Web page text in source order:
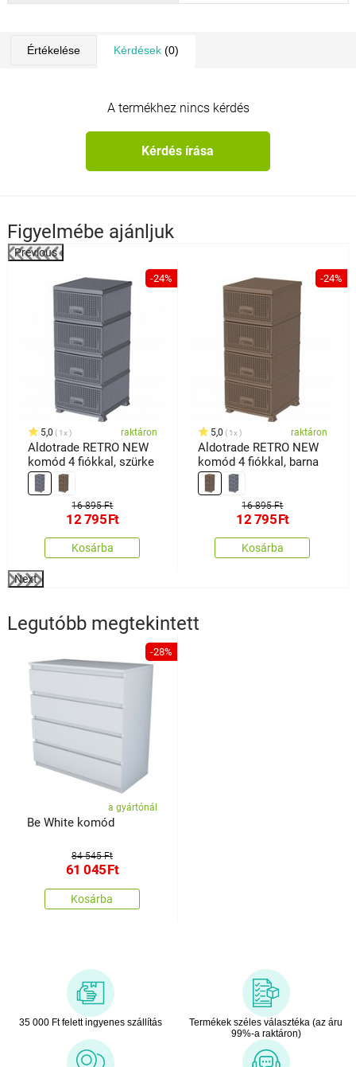
Értékelése Kérdések(0)
A termékhez nincs kérdés
Kérdés írása
Figyelmébe ajánljuk
Previous
-24%
5,0 1x raktáron
Aldotrade RETRO NEW
komód 4 fiókkal, szürke
16 895 Ft
12 795Ft
Kosárba
-24%
5,0 1x raktáron
Aldotrade RETRO NEW
komód 4 fiókkal, barna
16 895 Ft
12 795Ft
Kosárba
Next
Legutóbb megtekintett
-28%
a gyártónál
Be White komód
84 545 Ft
61 045Ft
Kosárba
35 000 Ft felett ingyenes szállítás
Termékek széles választéka (az áru
99%-a raktáron)